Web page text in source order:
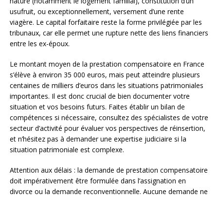
usufruit, ou exceptionnellement, versement d’une rente
viagère. Le capital forfaitaire reste la forme privilégiée par les
tribunaux, car elle permet une rupture nette des liens financiers
entre les ex-époux.
Le montant moyen de la prestation compensatoire en France
s’élève à environ 35 000 euros, mais peut atteindre plusieurs
centaines de milliers d’euros dans les situations patrimoniales
importantes. Il est donc crucial de bien documenter votre
situation et vos besoins futurs. Faites établir un bilan de
compétences si nécessaire, consultez des spécialistes de votre
secteur d’activité pour évaluer vos perspectives de réinsertion,
et n’hésitez pas à demander une expertise judiciaire si la
situation patrimoniale est complexe.
Attention aux délais : la demande de prestation compensatoire
doit impérativement être formulée dans l’assignation en
divorce ou la demande reconventionnelle. Aucune demande ne